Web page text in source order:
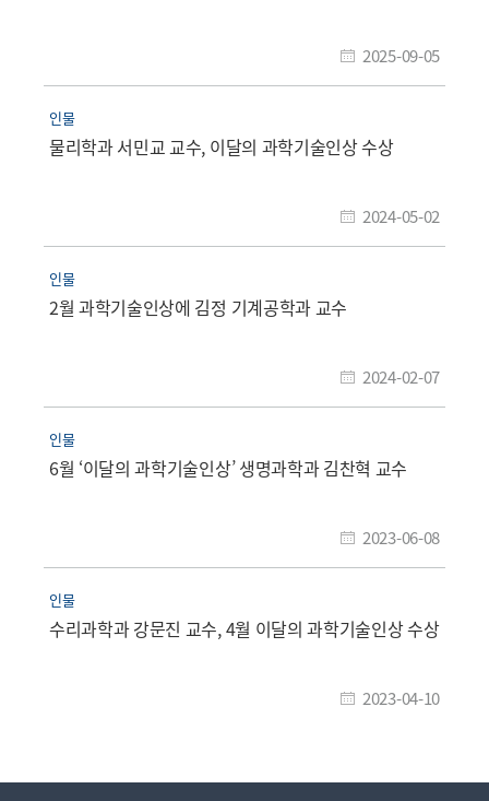
2025-09-05
인물
물리학과 서민교 교수, 이달의 과학기술인상 수상
2024-05-02
인물
2월 과학기술인상에 김정 기계공학과 교수
2024-02-07
인물
6월 ‘이달의 과학기술인상’ 생명과학과 김찬혁 교수
2023-06-08
인물
수리과학과 강문진 교수, 4월 이달의 과학기술인상 수상
2023-04-10